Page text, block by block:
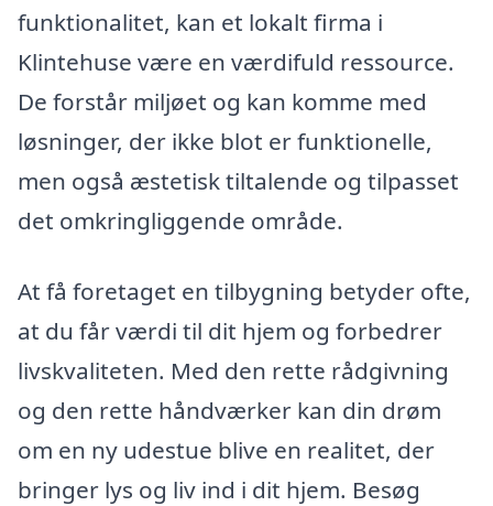
funktionalitet, kan et lokalt firma i
Klintehuse være en værdifuld ressource.
De forstår miljøet og kan komme med
løsninger, der ikke blot er funktionelle,
men også æstetisk tiltalende og tilpasset
det omkringliggende område.
At få foretaget en tilbygning betyder ofte,
at du får værdi til dit hjem og forbedrer
livskvaliteten. Med den rette rådgivning
og den rette håndværker kan din drøm
om en ny udestue blive en realitet, der
bringer lys og liv ind i dit hjem. Besøg